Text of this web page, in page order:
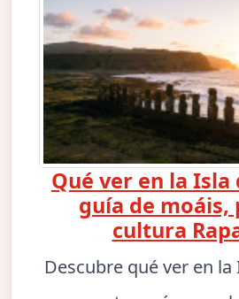
Qué ver en la Isla
guía de moáis,
cultura
Descubre qué ver en la